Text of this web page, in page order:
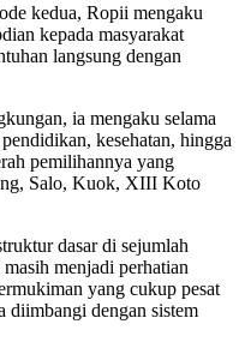
kedua, Ropii mengaku
kepada masyarakat
langsung dengan
ia mengaku selama
kesehatan, hingga
pemilihannya yang
Salo, Kuok, XIII Koto
dasar di sejumlah
menjadi perhatian
yang cukup pesat
diimbangi dengan sistem